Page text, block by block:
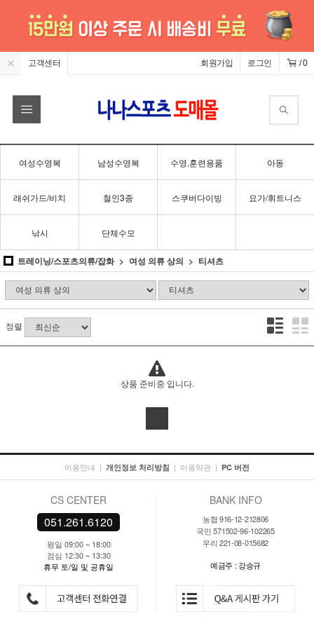
고객센터 /0
로그인
회원가입
여성수영복 남성수영복 수영,훈련용품 아동
래쉬가드/비치 철인3종 스쿠버다이빙 요가/휘트니스
낚시 단체수모
트레이닝/스포츠의류/잡화 여성 의류 상의 티셔츠
정렬
상품 준비중 입니다.
이용안내 | 개인정보 처리방침 | 이용약관 | PC 버전
CS CENTER
051.261.6120
평일 09:00 ~ 18:00
점심 12:30 ~ 13:30
휴무 토/일 및 공휴일
BANK INFO
농협 916-12-212806
국민 571502-96-102265
우리 221-08-015682
예금주 : 강승규